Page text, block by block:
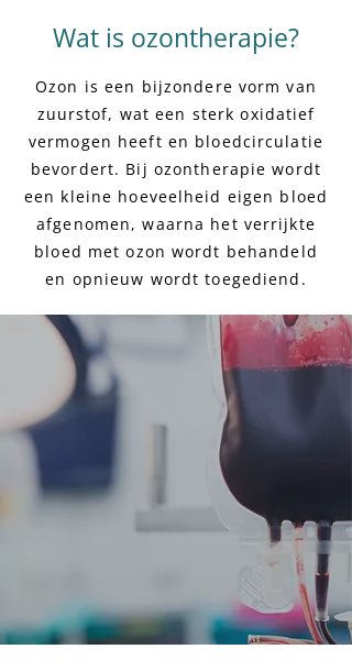
Wat is ozontherapie?
Ozon is een bijzondere vorm van
zuurstof, wat een sterk oxidatief
vermogen heeft en bloedcirculatie
bevordert. Bij ozontherapie wordt
een kleine hoeveelheid eigen bloed
afgenomen, waarna het verrijkte
bloed met ozon wordt behandeld
en opnieuw wordt toegediend.